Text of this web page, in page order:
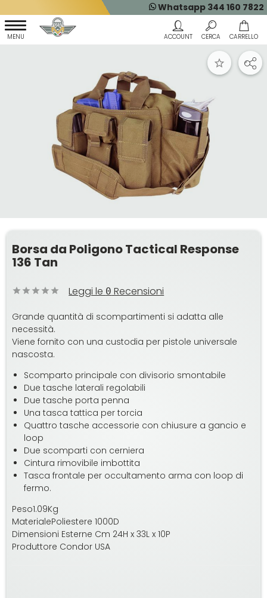
Whatsapp 344 160 7822
Borsa da Poligono Tactical Response
136 Tan
Leggi le 0 Recensioni
Grande quantità di scompartimenti si adatta alle
necessità.
Viene fornito con una custodia per pistole universale
nascosta.
Scomparto principale con divisorio smontabile
Due tasche laterali regolabili
Due tasche porta penna
Una tasca tattica per torcia
Quattro tasche accessorie con chiusure a gancio e
loop
Due scomparti con cerniera
Cintura rimovibile imbottita
Tasca frontale per occultamento arma con loop di
fermo.
Peso1.09Kg
MaterialePoliestere 1000D
Dimensioni Esterne Cm 24H x 33L x 10P
Produttore Condor USA